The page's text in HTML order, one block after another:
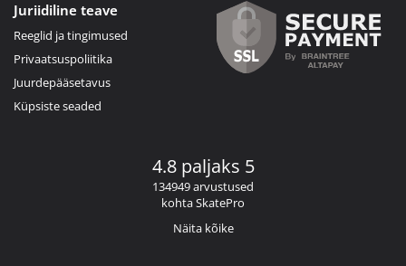
Juriidiline teave
Reeglid ja tingimused
Privaatsuspoliitika
Juurdepääsetavus
Küpsiste seaded
4.8 paljaks 5
134949 arvustused
kohta SkatePro
Näita kõike